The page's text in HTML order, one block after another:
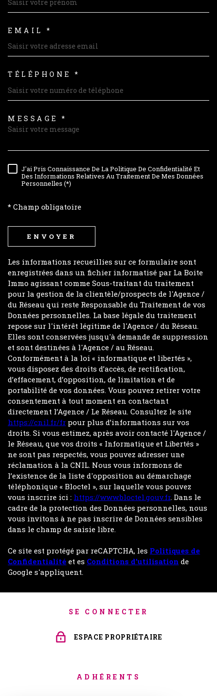
EMAIL *
TÉLÉPHONE *
MESSAGE *
RÈGLEMENTATION
J'ai Pris Connaissance De La Politique De Confidentialité Et
Des Informations Relatives Au Traitement De Mes Données
Personnelles (*)
* Champ obligatoire
ENVOYER
Les informations recueillies sur ce formulaire sont
enregistrées dans un fichier informatisé par La Boite
Immo agissant comme Sous-traitant du traitement
pour la gestion de la clientèle/prospects de l'Agence /
du Réseau qui reste Responsable du Traitement de vos
Données personnelles. La base légale du traitement
repose sur l'intérêt légitime de l'Agence / du Réseau.
Elles sont conservées jusqu'à demande de suppression
et sont destinées à l'Agence / au Réseau.
Conformément à la loi « informatique et libertés »,
vous disposez des droits d’accès, de rectification,
d’effacement, d’opposition, de limitation et de
portabilité de vos données. Vous pouvez retirer votre
consentement à tout moment en contactant
directement l’Agence / Le Réseau. Consultez le site
https://cnil.fr/fr pour plus d’informations sur vos
droits. Si vous estimez, après avoir contacté l'Agence /
le Réseau, que vos droits « Informatique et Libertés »
ne sont pas respectés, vous pouvez adresser une
réclamation à la CNIL. Nous vous informons de
l’existence de la liste d'opposition au démarchage
téléphonique « Bloctel », sur laquelle vous pouvez
vous inscrire ici : https://www.bloctel.gouv.fr. Dans le
cadre de la protection des Données personnelles, nous
vous invitons à ne pas inscrire de Données sensibles
dans le champ de saisie libre.
Ce site est protégé par reCAPTCHA, les Politiques de
Confidentialité et es Conditions d'utilisation de
Google s'appliquent.
SE CONNECTER
ESPACE PROPRIÉTAIRE
ADHÉRENTS